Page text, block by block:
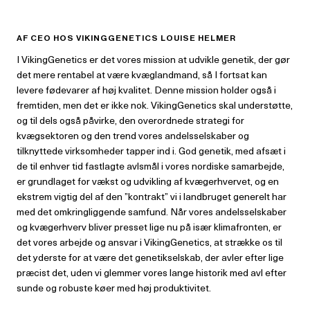
AF CEO HOS VIKINGGENETICS LOUISE HELMER
I VikingGenetics er det vores mission at udvikle genetik, der gør
det mere rentabel at være kvæglandmand, så I fortsat kan
levere fødevarer af høj kvalitet. Denne mission holder også i
fremtiden, men det er ikke nok. VikingGenetics skal understøtte,
og til dels også påvirke, den overordnede strategi for
kvægsektoren og den trend vores andelsselskaber og
tilknyttede virksomheder tapper ind i. God genetik, med afsæt i
de til enhver tid fastlagte avlsmål i vores nordiske samarbejde,
er grundlaget for vækst og udvikling af kvægerhvervet, og en
ekstrem vigtig del af den ”kontrakt” vi i landbruget generelt har
med det omkringliggende samfund. Når vores andelsselskaber
og kvægerhverv bliver presset lige nu på især klimafronten, er
det vores arbejde og ansvar i VikingGenetics, at strække os til
det yderste for at være det genetikselskab, der avler efter lige
præcist det, uden vi glemmer vores lange historik med avl efter
sunde og robuste køer med høj produktivitet.